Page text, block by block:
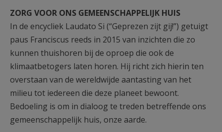
AANMELDEN OF REGISTREREN
ZORG VOOR ONS GEMEENSCHAPPELIJK HUIS
In de encycliek Laudato Si (“Geprezen zijt gij!”) getuigt
paus Franciscus reeds in 2015 van inzichten die zo
kunnen thuishoren bij de oproep die ook de
klimaatbetogers laten horen. Hij richt zich hierin ten
overstaan van de wereldwijde aantasting van het
milieu tot iedereen die deze planeet bewoont.
Bedoeling is om in dialoog te treden betreffende ons
gemeenschappelijk huis, onze aarde.